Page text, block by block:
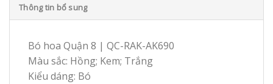
Thông tin bổ sung
Bó hoa Quận 8 | QC-RAK-AK690
Màu sắc: Hồng; Kem; Trắng
Kiểu dáng: Bó